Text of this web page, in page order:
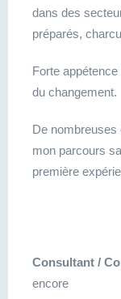
dans des
préparés,
Forte
du changement.
De nombreuses
mon parcours
première
Consultant /
encore